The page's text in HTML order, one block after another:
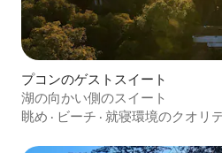
プコンのゲストスイート
湖の向かい側のスイート
眺め · ビーチ · 就寝環境のクオリ